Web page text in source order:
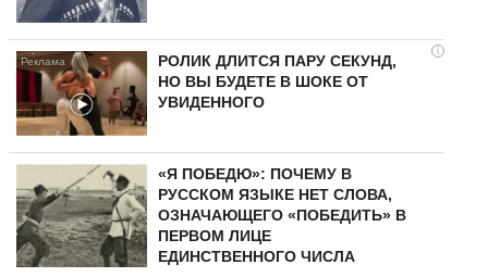
i
РОЛИК ДЛИТСЯ ПАРУ СЕКУНД,
НО ВЫ БУДЕТЕ В ШОКЕ ОТ
УВИДЕННОГО
«Я ПОБЕДЮ»: ПОЧЕМУ В
РУССКОМ ЯЗЫКЕ НЕТ СЛОВА,
ОЗНАЧАЮЩЕГО «ПОБЕДИТЬ» В
ПЕРВОМ ЛИЦЕ
ЕДИНСТВЕННОГО ЧИСЛА